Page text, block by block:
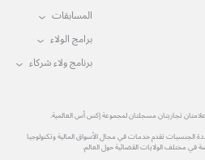
المسابقات
برامج الولاء
برنامج ولاء شركاء
تقدم خدمات في مجال الأسواق المالية وتكنولوجيا
مختلف الولايات القضائية حول العالم.